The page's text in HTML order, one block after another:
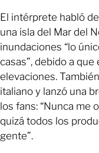
El intérprete habló
una isla del Mar del
inundaciones “lo
casas”, debido a
elevaciones.
italiano y lanzó una
los fans: “Nunca me
quizá todos los
gente”.